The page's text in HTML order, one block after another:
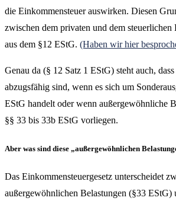
die Einkommensteuer auswirken. Diesen
zwischen dem privaten und dem
aus dem §12 EStG. (Haben wir hier
Genau da (§ 12 Satz 1 EStG) steht auch,
abzugsfähig sind, wenn es sich um
EStG handelt oder wenn außergewöhnliche
§§ 33 bis 33b EStG vorliegen.
Aber was sind diese „außergewöhnlichen
Das Einkommensteuergesetz unterscheidet
außergewöhnlichen Belastungen (§33 EStG)